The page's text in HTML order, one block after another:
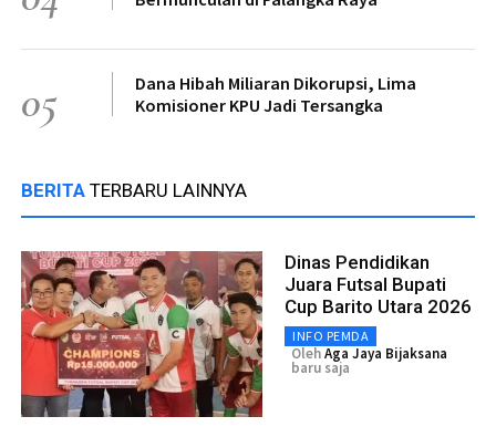
05
Dana Hibah Miliaran Dikorupsi, Lima
Komisioner KPU Jadi Tersangka
BERITA TERBARU LAINNYA
Dinas Pendidikan
Juara Futsal Bupati
Cup Barito Utara 2026
INFO PEMDA
OlehAga Jaya Bijaksana
baru saja